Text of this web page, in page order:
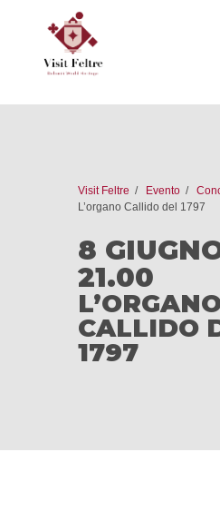
Visit Feltre Evento
L’organo Callido del 1797
8
21.00
CALLIDO
1797